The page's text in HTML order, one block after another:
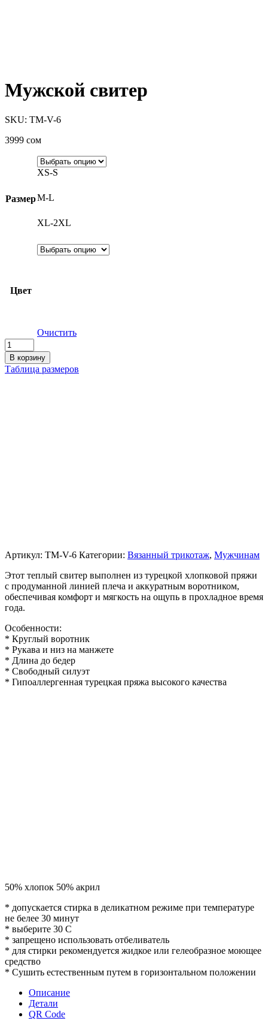
Мужской свитер
SKU: TM-V-6
3999 сом
Размер
XS-S
M-L
XL-2XL
Цвет
Очистить
Количество
товара
Мужской
свитер
В корзину
Таблица размеров
Артикул: TM-V-6 Категории: Вязанный трикотаж, Мужчинам
Этот теплый свитер выполнен из турецкой хлопковой пряжи
с продуманной линией плеча и аккуратным воротником,
обеспечивая комфорт и мягкость на ощупь в прохладное время
года.
Особенности:
* Круглый воротник
* Рукава и низ на манжете
* Длина до бедер
* Свободный силуэт
* Гипоаллергенная турецкая пряжа высокого качества
50% хлопок 50% акрил
* допускается стирка в деликатном режиме при температуре
не белее 30 минут
* выберите 30 С
* запрещено использовать отбеливатель
* для стирки рекомендуется жидкое или гелеобразное моющее
средство
* Сушить естественным путем в горизонтальном положении
Описание
Детали
QR Code